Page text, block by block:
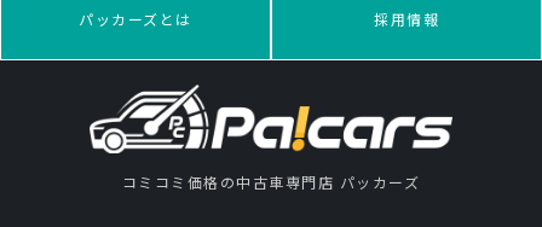
パッカーズとは 採用情報
コミコミ価格の中古車専門店 パッカーズ